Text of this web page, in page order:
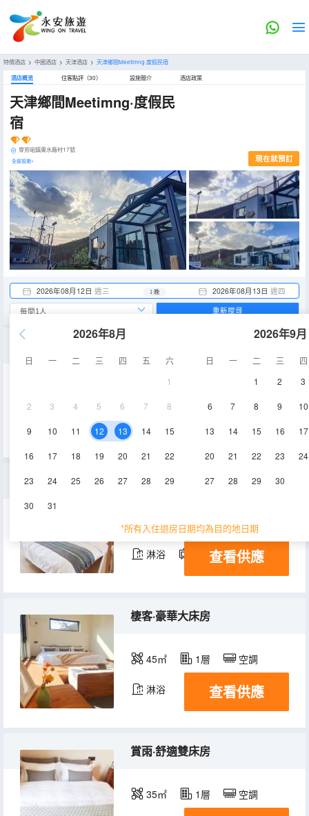
特價酒店 > 中國酒店 > 天津酒店 > 天津鄉間Meetimng·度假民宿
酒店概览 住客點評（30） 設施簡介 酒店政策
天津鄉間Meetimng·度假民
宿
穿芳峪鎮東水廠村17號
全部設施> 現在就預訂
2026年08月12日 週三 2026年08月13日 週四
1 晚
2026年8月
日 一 二 三 四 五
六
1
2 3 4 5 6 7 8
9 10 11 12 13 14 15
16 17 18 19 20 21 22
23 24 25 26 27 28 29
30 31
2026年9月
日 一 二 三
四
1
2 3
6 7 8 9 10
13 14 15 16 17
20 21 22 23 24
27 28 29 30
*所有入住退房日期均為目的地日期
重新搜尋
空調
雲庭·靜謐舒適大床房
32㎡ 1層 空調
淋浴 電視機
查看供應
棲客·豪華大床房
45㎡ 1層 空調
淋浴 查看供應
賞雨·舒適雙床房
35㎡ 1層 空調